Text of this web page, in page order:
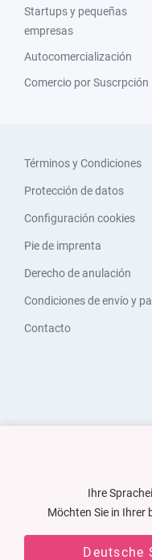
Startups y pequeñas
empresas
Autocomercialización
Comercio por Suscrpción
Términos y Condiciones
Protección de datos
Configuración cookies
Pie de imprenta
Derecho de anulación
Condiciones de envío y
Contacto
Ihre
Möchten Sie in Ihrer
Deutsche